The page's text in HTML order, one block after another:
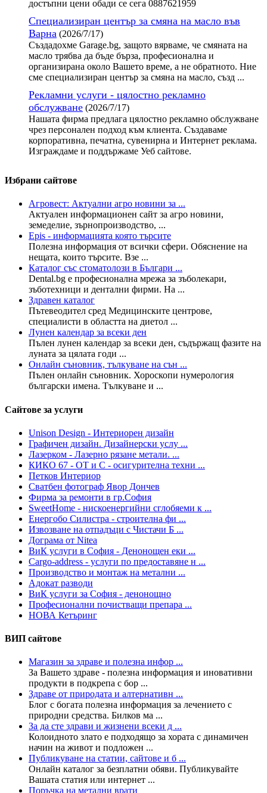
достъпни цени обади се сега 0887621959
Специализиран център за смяна на масло във
Варна (2026/7/17)
Създадохме Garage.bg, защото вярваме, че смяната на
масло трябва да бъде бърза, професионална и
организирана около Вашето време, а не обратното. Ние
сме специализиран център за смяна на масло, създ ...
Рекламни услуги - цялостно рекламно
обслужване (2026/7/17)
Нашата фирма предлага цялостно рекламно обслужване
чрез персонален подход към клиента. Създаваме
корпоративна, печатна, сувенирна и Интернет реклама.
Изграждаме и поддържаме Уеб сайтове.
Избрани сайтове
Агровест: Актуални агро новини за ...
Актуален информационен сайт за агро новини,
земеделие, зърнопроизводство, ...
Epis - информацията която търсите
Полезна информация от всички сфери. Обяснение на
нещата, които търсите. Взе ...
Каталог със стоматолози в Българи ...
Dental.bg е професионална мрежа за зъболекари,
зъботехници и дентални фирми. На ...
Здравен каталог
Пътевеодител сред Медицинските центрове,
специалисти в областта на диетол ...
Лунен календар за всеки ден
Пълен лунен календар за всеки ден, съдържащ фазите на
луната за цялата годи ...
Онлайн съновник, тълкуване на сън ...
Пълен онлайн съновник. Хороскопи нумерология
български имена. Тълкуване и ...
Сайтове за услуги
Unison Design - Интериорен дизайн
Графичен дизайн. Дизайнерски услу ...
Лазерком - Лазерно рязане метали. ...
КИКО 67 - ОТ и С - осигурителна техни ...
Петков Интериор
Сватбен фотограф Явор Дончев
Фирма за ремонти в гр.София
SweetHome - нискоенергийни сглобяеми к ...
Енергобо Силистра - строителна фи ...
Извозване на отпадъци с Чистачи Б ...
Дограма от Nitea
ВиК услуги в София - Денонощен еки ...
Cargo-address - услуги по предоставяне н ...
Производство и монтаж на метални ...
Адокат разводи
ВиК услуги за София - денонощно
Професионални почистващи препара ...
НОВА Кетъринг
ВИП сайтове
Магазин за здраве и полезна инфор ...
За Вашето здраве - полезна информация и иновативни
продукти в подкрепа с бор ...
Здраве от природата и алтернативн ...
Блог с богата полезна информация за лечението с
природни средства. Билков ма ...
За да сте здрави и жизнени всеки д ...
Колoидното злато е подходящо за хората с динамичен
начин на живот и подложен ...
Публикуване на статии, сайтове и б ...
Онлайн каталог за безплатни обяви. Публикувайте
Вашата статия или интернет ...
Поръчка на метални врати